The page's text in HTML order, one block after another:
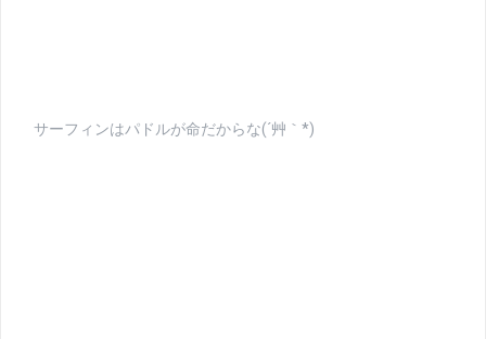
サーフィンはパドルが命だからな(´艸｀*)